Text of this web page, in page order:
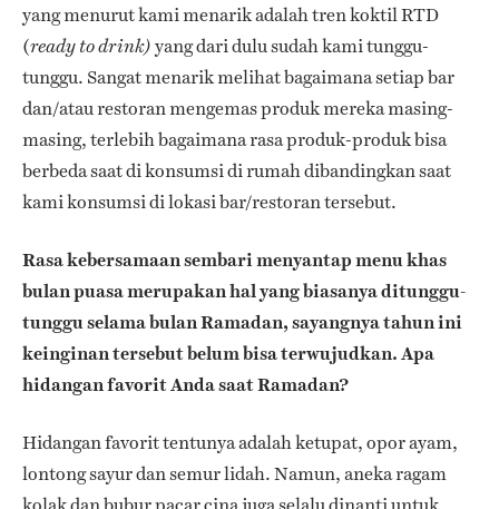
yang menurut kami menarik adalah tren koktil RTD
(ready to drink) yang dari dulu sudah kami tunggu-
tunggu. Sangat menarik melihat bagaimana setiap bar
dan/atau restoran mengemas produk mereka masing-
masing, terlebih bagaimana rasa produk-produk bisa
berbeda saat di konsumsi di rumah dibandingkan saat
kami konsumsi di lokasi bar/restoran tersebut.
Rasa kebersamaan sembari menyantap menu khas
bulan puasa merupakan hal yang biasanya ditunggu-
tunggu selama bulan Ramadan, sayangnya tahun ini
keinginan tersebut belum bisa terwujudkan. Apa
hidangan favorit Anda saat Ramadan?
Hidangan favorit tentunya adalah ketupat, opor ayam,
lontong sayur dan semur lidah. Namun, aneka ragam